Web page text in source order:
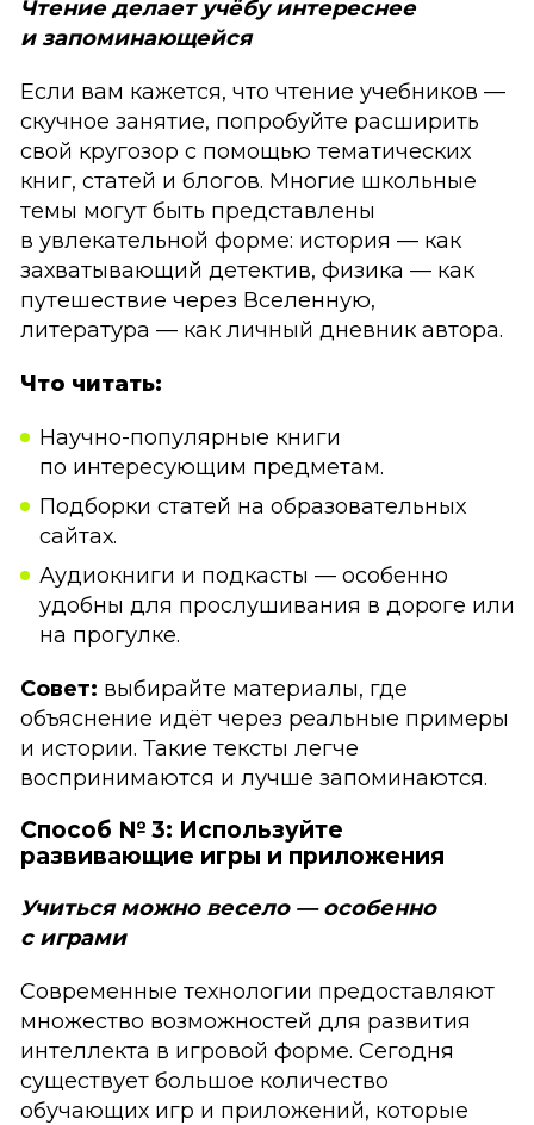
Чтение делает учёбу интереснее
и запоминающейся
Если вам кажется, что чтение учебников —
скучное занятие, попробуйте расширить
свой кругозор с помощью тематических
книг, статей и блогов. Многие школьные
темы могут быть представлены
в увлекательной форме: история — как
захватывающий детектив, физика — как
путешествие через Вселенную,
литература — как личный дневник автора.
Что читать:
Научно-популярные книги
по интересующим предметам.
Подборки статей на образовательных
сайтах.
Аудиокниги и подкасты — особенно
удобны для прослушивания в дороге или
на прогулке.
Совет: выбирайте материалы, где
объяснение идёт через реальные примеры
и истории. Такие тексты легче
воспринимаются и лучше запоминаются.
Способ № 3: Используйте
развивающие игры и приложения
Учиться можно весело — особенно
с играми
Современные технологии предоставляют
множество возможностей для развития
интеллекта в игровой форме. Сегодня
существует большое количество
обучающих игр и приложений, которые